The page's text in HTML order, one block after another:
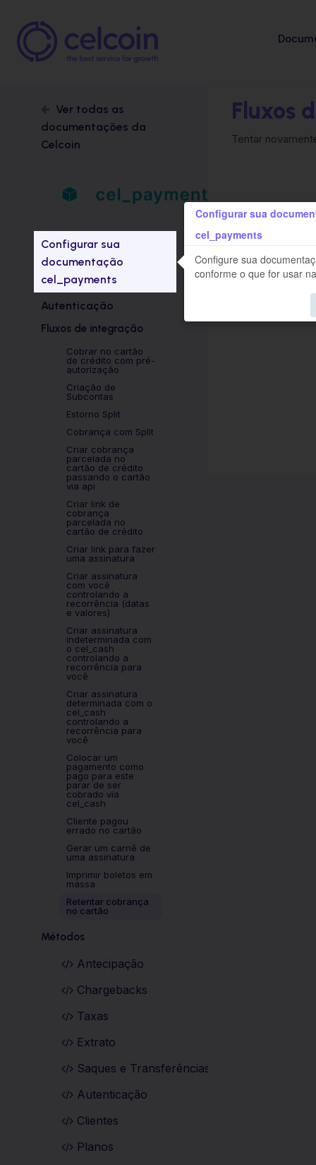
Ver todas as
documentações da
Celcoin
Configurar sua
documentação
cel_payments
Autenticação
Fluxos de integração
Cobrar no cartão
de crédito com pré-
autorização
Criação de
Subcontas
Estorno Split
Cobrança com Split
Criar cobrança
parcelada no
cartão de crédito
passando o cartão
via api
Criar link de
cobrança
parcelada no
cartão de crédito
Criar link para fazer
uma assinatura
Criar assinatura
com você
controlando a
recorrência (datas
e valores)
Criar assinatura
indeterminada com
o cel_cash
controlando a
recorrência para
você
Criar assinatura
determinada com o
cel_cash
controlando a
recorrência para
você
Colocar um
pagamento como
pago para este
parar de ser
cobrado via
cel_cash
Cliente pagou
errado no cartão
Gerar um carnê de
uma assinatura
Imprimir boletos em
massa
Retentar cobrança
no cartão
Métodos
Antecipação
Chargebacks
Taxas
Extrato
Saques e Transferências
Autenticação
Clientes
Planos
Fluxos
Tentar
Configurar sua
cel_payments
Configure sua
conforme o que for usar